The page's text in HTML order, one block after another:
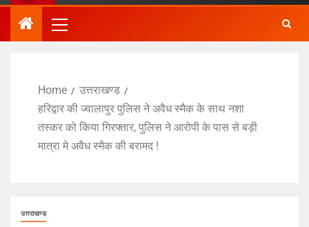
Home
उत्तराखण्ड
हरिद्वार की ज्वालापुर पुलिस ने अवैध स्मैक के साथ नशा
तस्कर को किया गिरफ्तार, पुलिस ने आरोपी के पास से बड़ी
मात्रा मे अवैध स्मैक की बरामद !
उत्तराखण्ड